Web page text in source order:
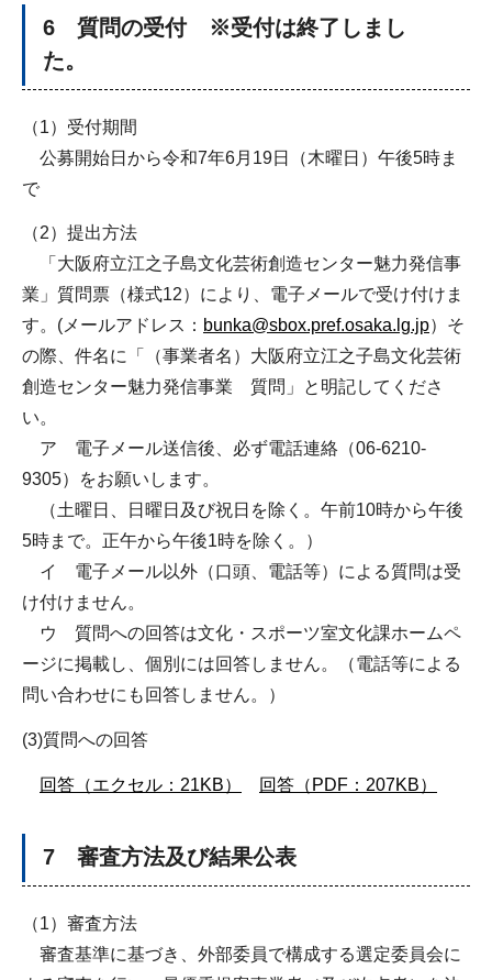
6 質問の受付 ※受付は終了しまし
た。
（1）受付期間
公募開始日から令和7年6月19日（木曜日）午後5時ま
で
（2）提出方法
「大阪府立江之子島文化芸術創造センター魅力発信事
業」質問票（様式12）により、電子メールで受け付けま
す。(メールアドレス： bunka@sbox.pref.osaka.lg.jp）そ
の際、件名に「（事業者名）大阪府立江之子島文化芸術
創造センター魅力発信事業 質問」と明記してくださ
い。
ア 電子メール送信後、必ず電話連絡（06-6210-
9305）をお願いします。
（土曜日、日曜日及び祝日を除く。午前10時から午後
5時まで。正午から午後1時を除く。）
イ 電子メール以外（口頭、電話等）による質問は受
け付けません。
ウ 質問への回答は文化・スポーツ室文化課ホームペ
ージに掲載し、個別には回答しません。（電話等による
問い合わせにも回答しません。）
(3)質問への回答
回答（エクセル：21KB） 回答（PDF：207KB）
7 審査方法及び結果公表
（1）審査方法
審査基準に基づき、外部委員で構成する選定委員会に